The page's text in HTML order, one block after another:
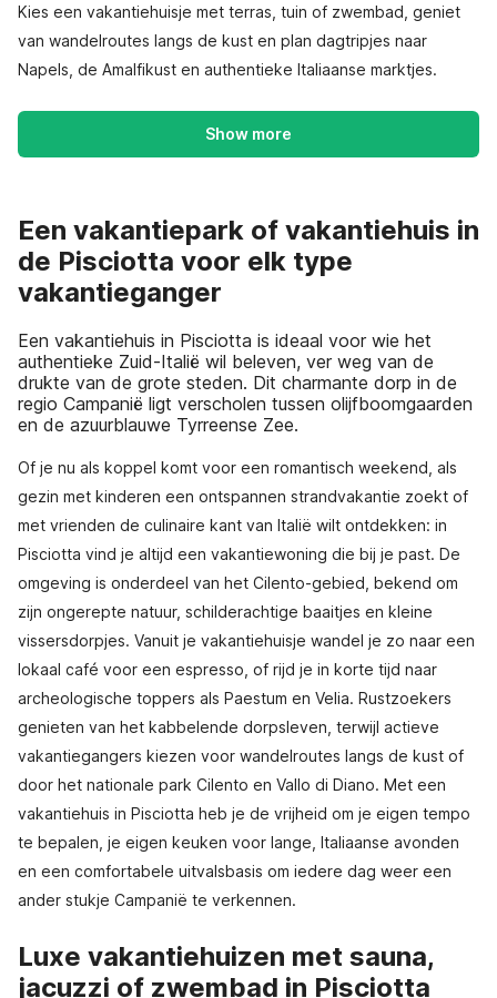
Kies een vakantiehuisje met terras, tuin of zwembad, geniet
van wandelroutes langs de kust en plan dagtripjes naar
Napels, de Amalfikust en authentieke Italiaanse marktjes.
Show more
Een vakantiepark of vakantiehuis in
de Pisciotta voor elk type
vakantieganger
Een vakantiehuis in Pisciotta is ideaal voor wie het
authentieke Zuid-Italië wil beleven, ver weg van de
drukte van de grote steden. Dit charmante dorp in de
regio Campanië ligt verscholen tussen olijfboomgaarden
en de azuurblauwe Tyrreense Zee.
Of je nu als koppel komt voor een romantisch weekend, als
gezin met kinderen een ontspannen strandvakantie zoekt of
met vrienden de culinaire kant van Italië wilt ontdekken: in
Pisciotta vind je altijd een vakantiewoning die bij je past. De
omgeving is onderdeel van het Cilento-gebied, bekend om
zijn ongerepte natuur, schilderachtige baaitjes en kleine
vissersdorpjes. Vanuit je vakantiehuisje wandel je zo naar een
lokaal café voor een espresso, of rijd je in korte tijd naar
archeologische toppers als Paestum en Velia. Rustzoekers
genieten van het kabbelende dorpsleven, terwijl actieve
vakantiegangers kiezen voor wandelroutes langs de kust of
door het nationale park Cilento en Vallo di Diano. Met een
vakantiehuis in Pisciotta heb je de vrijheid om je eigen tempo
te bepalen, je eigen keuken voor lange, Italiaanse avonden
en een comfortabele uitvalsbasis om iedere dag weer een
ander stukje Campanië te verkennen.
Luxe vakantiehuizen met sauna,
jacuzzi of zwembad in Pisciotta